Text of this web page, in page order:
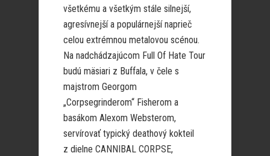
všetkému a všetkým stále silnejší,
agresívnejší a populárnejší naprieč
celou extrémnou metalovou scénou.
Na nadchádzajúcom Full Of Hate Tour
budú mäsiari z Buffala, v čele s
majstrom Georgom
„Corpsegrinderom“ Fisherom a
basákom Alexom Websterom,
servírovať typický deathový kokteil
z dielne CANNIBAL CORPSE,